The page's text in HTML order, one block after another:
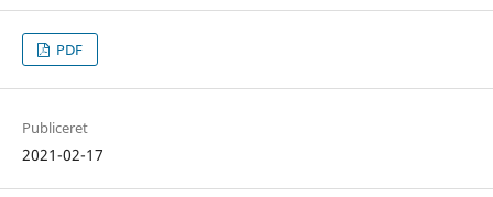
PDF
Publiceret
2021-02-17